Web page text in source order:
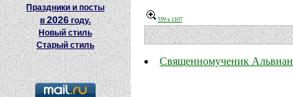
Праздники и посты
в2026 году.
Новый стиль
Старый стиль
559 x 1107
Священномученик Альвиан